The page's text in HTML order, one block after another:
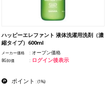
ハッピーエレファント 液体洗濯用洗剤（濃
縮タイプ）600ml
メーカー価格 オープン価格
BG卸価 ログイン後表示
ポイント :(1%)